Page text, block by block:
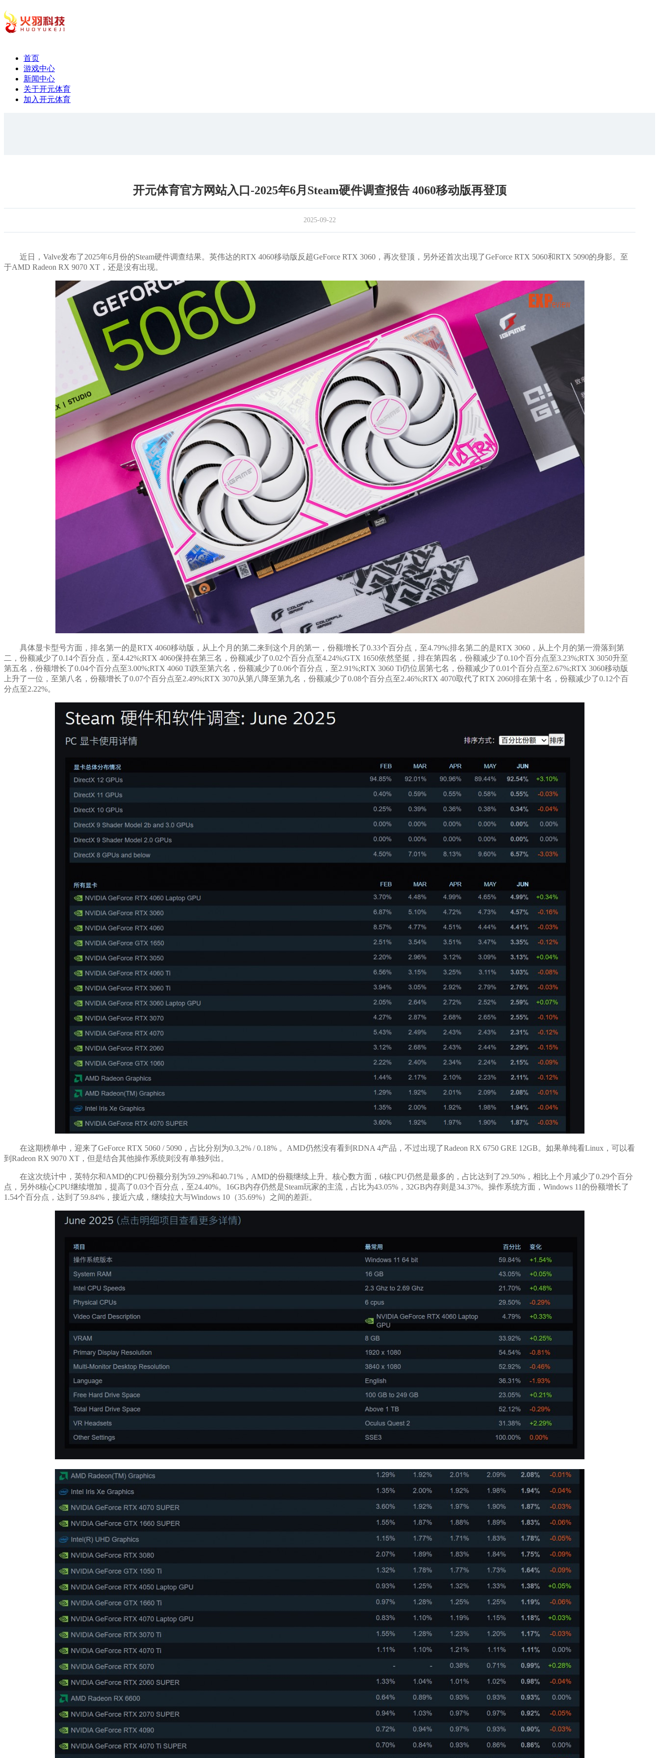
首页
游戏中心
新闻中心
关于开元体育
加入开元体育
开元体育官方网站入口-2025年6月Steam硬件调查报告 4060移动版再登顶
2025-09-22
近日，Valve发布了2025年6月份的Steam硬件调查结果。英伟达的RTX 4060移动版反超GeForce RTX 3060，再次登顶，另外还首次出现了GeForce RTX 5060和RTX 5090的身影。至
于AMD Radeon RX 9070 XT，还是没有出现。
具体显卡型号方面，排名第一的是RTX 4060移动版，从上个月的第二来到这个月的第一，份额增长了0.33个百分点，至4.79%;排名第二的是RTX 3060，从上个月的第一滑落到第
二，份额减少了0.14个百分点，至4.42%;RTX 4060保持在第三名，份额减少了0.02个百分点至4.24%;GTX 1650依然坚挺，排在第四名，份额减少了0.10个百分点至3.23%;RTX 3050升至
第五名，份额增长了0.04个百分点至3.00%;RTX 4060 Ti跌至第六名，份额减少了0.06个百分点，至2.91%;RTX 3060 Ti仍位居第七名，份额减少了0.01个百分点至2.67%;RTX 3060移动版
上升了一位，至第八名，份额增长了0.07个百分点至2.49%;RTX 3070从第八降至第九名，份额减少了0.08个百分点至2.46%;RTX 4070取代了RTX 2060排在第十名，份额减少了0.12个百
分点至2.22%。
在这期榜单中，迎来了GeForce RTX 5060 / 5090，占比分别为0.3,2% / 0.18% 。AMD仍然没有看到RDNA 4产品，不过出现了Radeon RX 6750 GRE 12GB。如果单纯看Linux，可以看
到Radeon RX 9070 XT，但是结合其他操作系统则没有单独列出。
在这次统计中，英特尔和AMD的CPU份额分别为59.29%和40.71%，AMD的份额继续上升。核心数方面，6核CPU仍然是最多的，占比达到了29.50%，相比上个月减少了0.29个百分
点，另外8核心CPU继续增加，提高了0.03个百分点，至24.40%。16GB内存仍然是Steam玩家的主流，占比为43.05%，32GB内存则是34.37%。操作系统方面，Windows 11的份额增长了
1.54个百分点，达到了59.84%，接近六成，继续拉大与Windows 10（35.69%）之间的差距。